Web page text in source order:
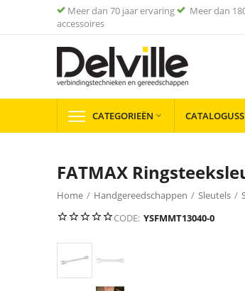
Meer dan 70 jaar ervaring
Meer dan
accessoires
CATEGORIEËN 
FATMAX
Home / Handgereedschappen / Sleutels /
CODE: YSFMMT13040-0